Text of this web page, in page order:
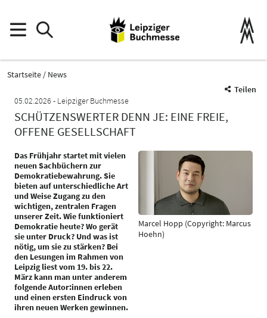
Startseite
News
Teilen
05.02.2026
Leipziger Buchmesse
SCHÜTZENSWERTER DENN JE: EINE FREIE,
OFFENE GESELLSCHAFT
Das Frühjahr startet mit vielen
neuen Sachbüchern zur
Demokratiebewahrung. Sie
bieten auf unterschiedliche Art
und Weise Zugang zu den
wichtigen, zentralen Fragen
unserer Zeit. Wie funktioniert
Demokratie heute? Wo gerät
sie unter Druck? Und was ist
nötig, um sie zu stärken? Bei
den Lesungen im Rahmen von
Leipzig liest vom 19. bis 22.
März kann man unter anderem
folgende Autor:innen erleben
und einen ersten Eindruck von
ihren neuen Werken gewinnen.
Marcel Hopp (Copyright: Marcus
Hoehn)